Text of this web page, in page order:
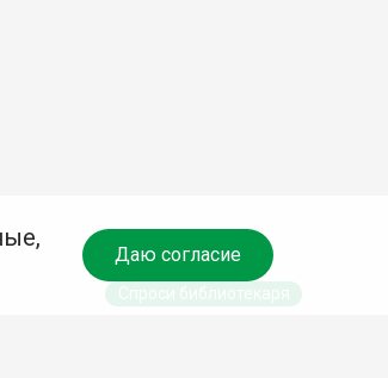
Даю согласие
Спроси библиотекаря